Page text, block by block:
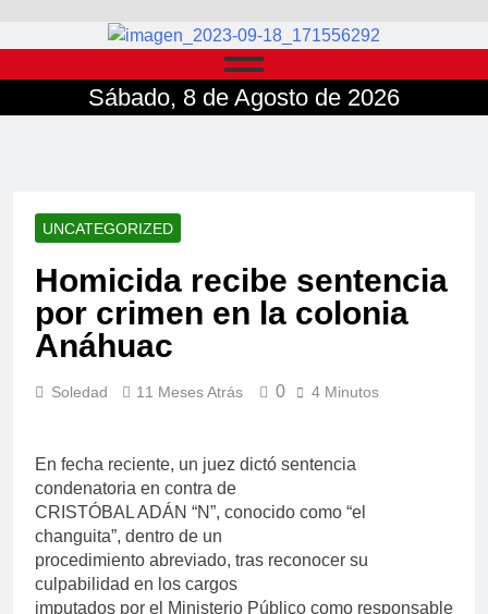
Sábado, 8 de Agosto de 2026
UNCATEGORIZED
Homicida recibe sentencia
por crimen en la colonia
Anáhuac
Soledad 11 Meses Atrás 0 4 Minutos
En fecha reciente, un juez dictó sentencia
condenatoria en contra de
CRISTÓBAL ADÁN “N”, conocido como “el
changuita”, dentro de un
procedimiento abreviado, tras reconocer su
culpabilidad en los cargos
imputados por el Ministerio Público como responsable